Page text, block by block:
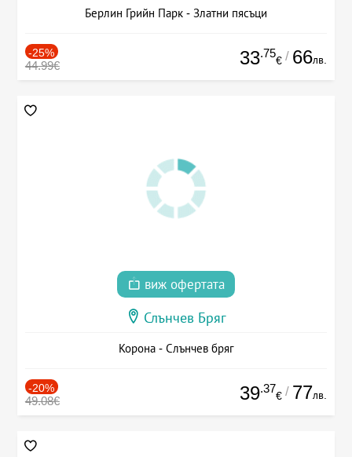
Берлин Грийн Парк - Златни пясъци
-25%
44.99€ 33.75
€ / 66лв.
виж офертата
Слънчев Бряг
Корона - Слънчев бряг
-20%
49.08€ 39.37
€ / 77лв.